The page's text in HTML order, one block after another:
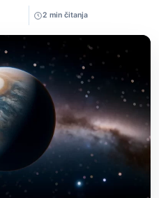
2 min čitanja